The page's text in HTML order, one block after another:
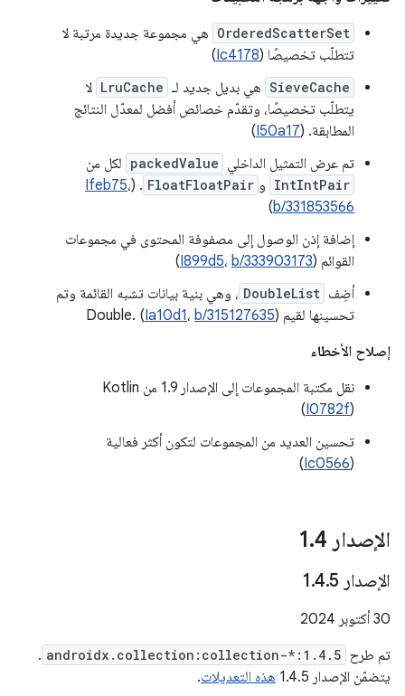
OrderedScatterSet هي مجموعة جديدة مرتبة لا
تتطلّب تخصيصًا (Ic4178
)
SieveCache هي بديل جديد لـ LruCache لا
يتطلّب تخصيصًا، وتقدّم خصائص أفضل لمعدّل النتائج
المطابقة. (I50a17
)
تم عرض التمثيل الداخلي packedValue لكل من
IntIntPair و FloatFloatPair
. (
Ifeb75،
b/331853566
)
إضافة إذن الوصول إلى مصفوفة المحتوى في مجموعات
القوائم (
I899d5، b/333903173
)
أضِف DoubleList ، وهي بنية بيانات تشبه القائمة وتم
تحسينها لقيم Double. (
Ia10d1، b/315127635)
إصلاح الأخطاء
نقل مكتبة المجموعات إلى الإصدار 1.9 من Kotlin
(I0782f)
تحسين العديد من المجموعات لتكون أكثر فعالية
(
Ic0566
)
الإصدار 1 .4
الإصدار 1 .4.5
‫30 أكتوبر 2024
تم طرح androidx.collection:collection-*:1.4.5
.
يتضمّن الإصدار 1.4.5
هذه التعديلات.